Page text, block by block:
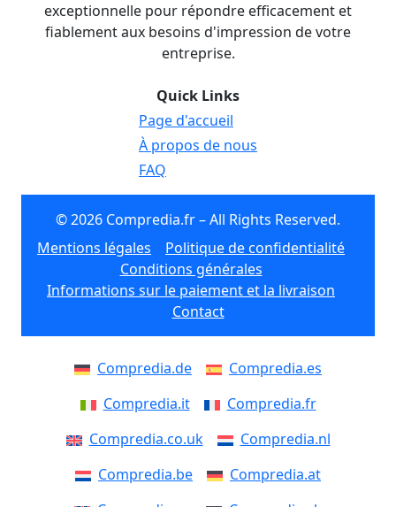
exceptionnelle pour répondre efficacement et
fiablement aux besoins d'impression de votre
entreprise.
Quick Links
Page d'accueil
À propos de nous
FAQ
© 2026 Compredia.fr – All Rights Reserved.
Mentions légales
Politique de confidentialité
Conditions générales
Informations sur le paiement et la livraison
Contact
Compredia.de
Compredia.es
Compredia.it
Compredia.fr
Compredia.co.uk
Compredia.nl
Compredia.be
Compredia.at